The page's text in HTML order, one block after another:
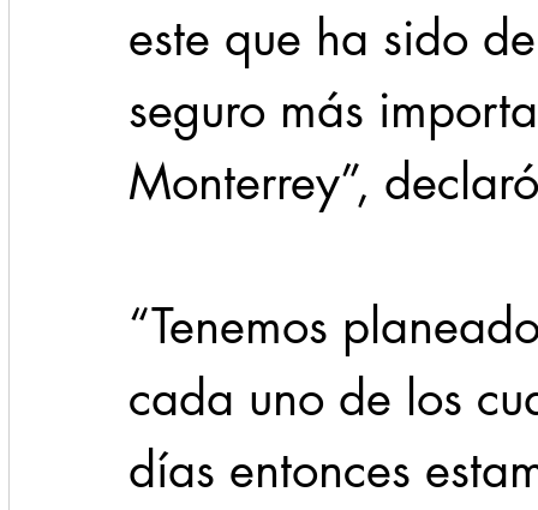
este que ha sido
seguro más
Monterrey”,
“Tenemos
cada uno de los
días entonces